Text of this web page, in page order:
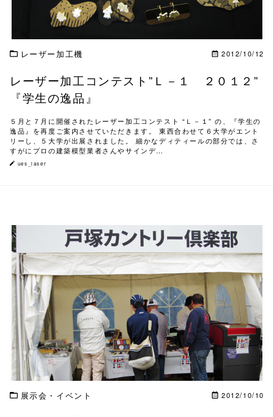
レーザー加工機 2012/10/12
レーザー加工コンテスト”Ｌ－１ ２０１２”
『学生の逸品』
５月と７月に開催されたレーザー加工コンテスト “Ｌ－１” の、『学生の
逸品』を再度ご案内させていただきます。 東西合わせて６大学がエント
リーし、５大学が出展されました。 細かなディティールの部分では、さ
すがにプロの建築模型業者さんやサインデ…
ues_laser
この記事を読む
展示会・イベント 2012/10/10